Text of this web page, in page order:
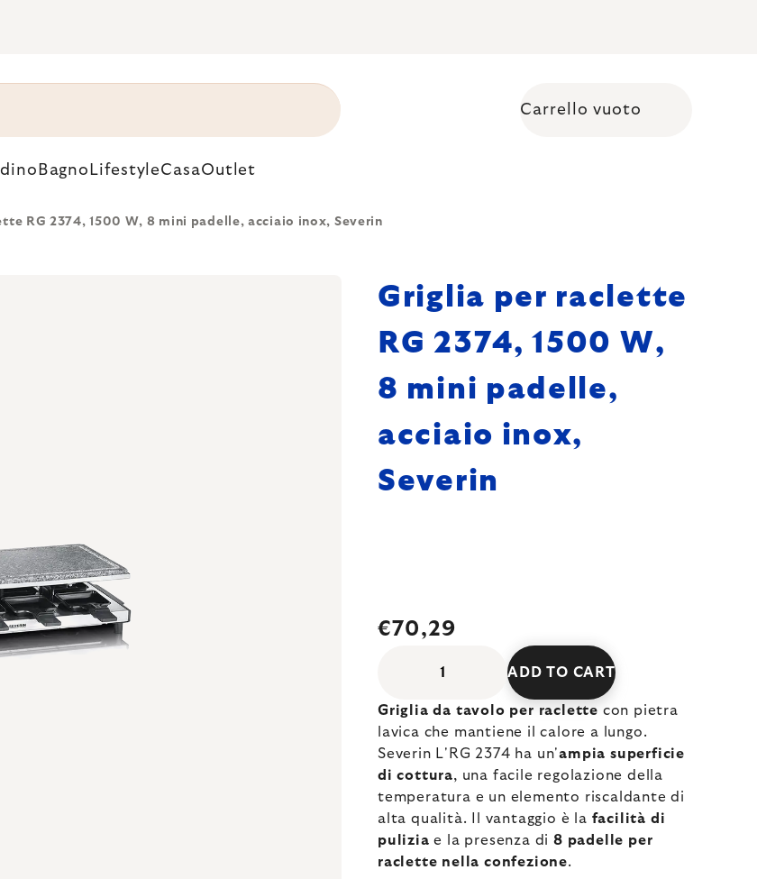
Carrello vuoto
Bagno LifestyleCasaOutlet
RG 2374, 1500 W, 8 mini padelle, acciaio inox, Severin
Griglia per raclette
RG 2374, 1500 W,
8 mini padelle,
acciaio inox,
Severin
€70,29
ADD TO CART
Griglia da tavolo per raclette con pietra
lavica che mantiene il calore a lungo.
Severin L'RG 2374 ha un'ampia superficie
di cottura, una facile regolazione della
temperatura e un elemento riscaldante di
alta qualità. Il vantaggio è la facilità di
pulizia e la presenza di8 padelle per
raclette nella confezione.